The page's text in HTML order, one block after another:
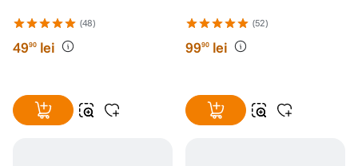
(48)
4990 lei
(52)
9990 lei